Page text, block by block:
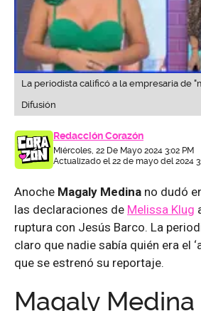
La periodista calificó a la empresaria de
Difusión
Redacción Corazón
Miércoles, 22 De Mayo 2024 3:02 PM
Actualizado el 22 de mayo del 2024
Anoche Magaly Medina no dudó
las declaraciones de Melissa Klug
ruptura con Jesús Barco. La
claro que nadie sabía quién era el
que se estrenó su reportaje.
Magaly Medina